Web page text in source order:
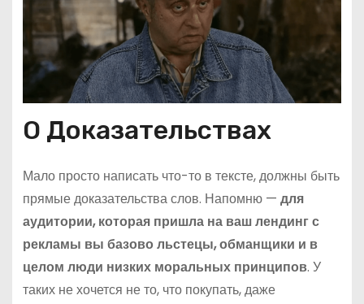
О Доказательствах
Мало просто написать что-то в тексте, должны быть
прямые доказательства слов. Напомню — для
аудитории, которая пришла на ваш лендинг с
рекламы вы базово льстецы, обманщики и в
целом люди низких моральных принципов. У
таких не хочется не то, что покупать, даже